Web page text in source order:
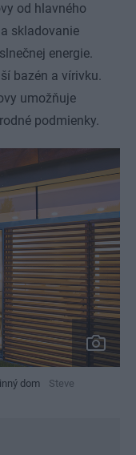
od hlavného
skladovanie
energie.
bazén a vírivku.
umožňuje
podmienky.
dom
Steve